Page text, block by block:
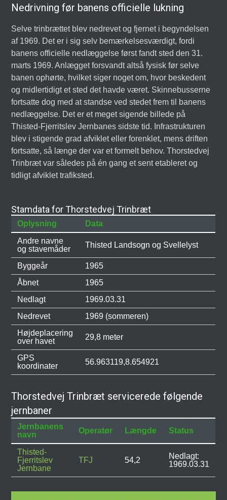
Nedrivning før banens officielle lukning
Selve trinbrættet blev nedrevet og fjernet i begyndelsen
af 1969. Det er i sig selv bemærkelsesværdigt, fordi
banens officielle nedlæggelse først fandt sted den 31.
marts 1969. Anlægget forsvandt altså fysisk før selve
banen ophørte, hvilket siger noget om, hvor beskedent
og midlertidigt et sted det havde været. Skinnebusserne
fortsatte dog med at standse ved stedet frem til banens
nedlæggelse. Det er et meget sigende billede på
Thisted-Fjerritslev Jernbanes sidste tid. Infrastrukturen
blev i stigende grad afviklet eller forenklet, mens driften
fortsatte, så længe der var et formelt behov. Thorstedvej
Trinbræt var således på én gang et sent etableret og
tidligt afviklet trafiksted.
Stamdata for Thorstedvej Trinbræt
Oplysning
Data
Andre navne
og stavemåder
Thisted Landsogn og Svellelyst
Byggeår
1965
Åbnet
1965
Nedlagt
1969.03.31
Nedrevet
1969 (sommeren)
Højdeplacering
over havet
29,8 meter
GPS
koordinater
56.963119,8.654921
Thorstedvej Trinbræt servicerede følgende
jernbaner
Jernbanens
navn
Operatør Længde Status
Thisted-
Fjerritslev
Jernbane
TFJ 54,2
Nedlagt:
1969.03.31